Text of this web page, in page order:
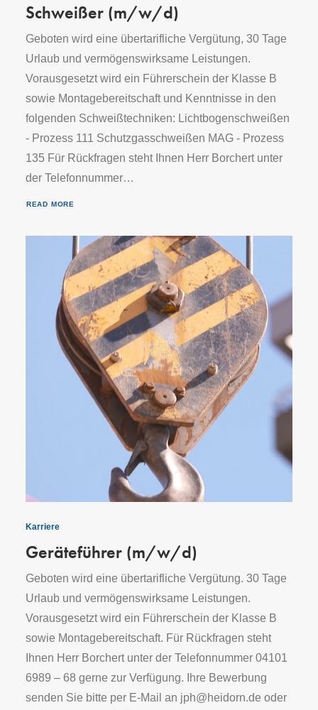
Schweißer (m/w/d)
Geboten wird eine übertarifliche Vergütung, 30 Tage
Urlaub und vermögenswirksame Leistungen.
Vorausgesetzt wird ein Führerschein der Klasse B
sowie Montagebereitschaft und Kenntnisse in den
folgenden Schweißtechniken: Lichtbogenschweißen
- Prozess 111 Schutzgasschweißen MAG - Prozess
135 Für Rückfragen steht Ihnen Herr Borchert unter
der Telefonnummer…
READ MORE
Karriere
Geräteführer (m/w/d)
Geboten wird eine übertarifliche Vergütung. 30 Tage
Urlaub und vermögenswirksame Leistungen.
Vorausgesetzt wird ein Führerschein der Klasse B
sowie Montagebereitschaft. Für Rückfragen steht
Ihnen Herr Borchert unter der Telefonnummer 04101
6989 – 68 gerne zur Verfügung. Ihre Bewerbung
senden Sie bitte per E-Mail an jph@heidorn.de oder